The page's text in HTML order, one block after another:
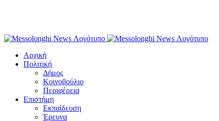
Αρχική
Πολιτική
Δήμος
Κοινοβούλιο
Περιφέρεια
Επιστήμη
Εκπαίδευση
Έρευνα